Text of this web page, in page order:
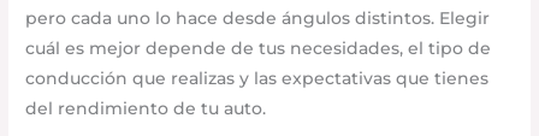
pero cada uno lo hace desde ángulos distintos. Elegir
cuál es mejor depende de tus necesidades, el tipo de
conducción que realizas y las expectativas que tienes
del rendimiento de tu auto.